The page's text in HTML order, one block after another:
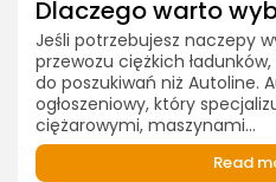
Dlaczego warto
Jeśli potrzebujesz naczepy
przewozu ciężkich
do poszukiwań niż Autoline.
ogłoszeniowy, który
ciężarowymi, maszynami...
Read